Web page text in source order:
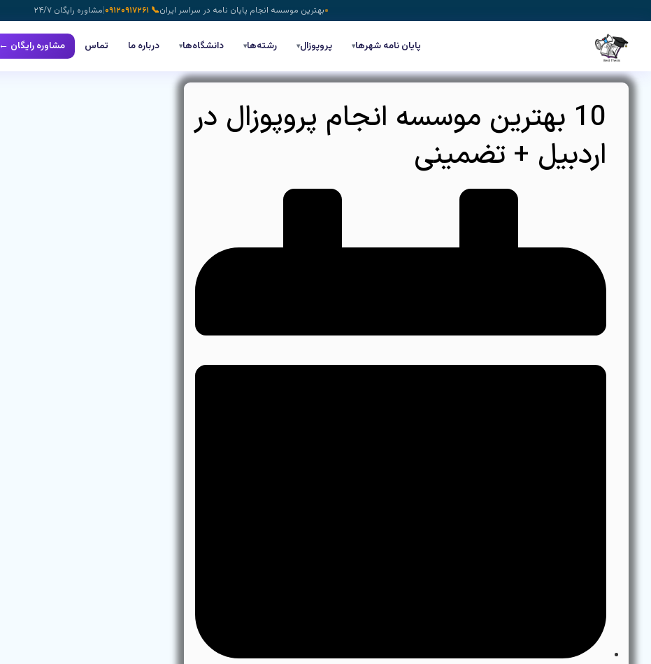
به
محتوا
بهترین موسسه انجام پایان نامه در سراسر ایران📞 ۰۹۱۲۰۹۱۷۲۶۱ |مشاوره رایگان ۲۴/۷
پایان نامه شهرها▾ پروپوزال▾ رشته‌ها▾ دانشگاه‌ها▾ درباره ما تماس مشاوره رایگان ←
10 بهترین موسسه انجام پروپوزال در
اردبیل + تضمینی